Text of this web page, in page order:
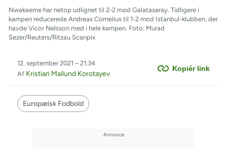
Nwakaeme har netop udlignet til 2-2 mod Galatasaray. Tidligere i
kampen reducerede Andreas Cornelius til 1-2 mod Istanbul-klubben, der
havde Vicor Nelsson med i hele kampen. Foto: Murad
Sezer/Reuters/Ritzau Scanpix
Kopiér link
12. september 2021 – 21:34
Af Kristian Mailund Korotayev
Europæisk Fodbold